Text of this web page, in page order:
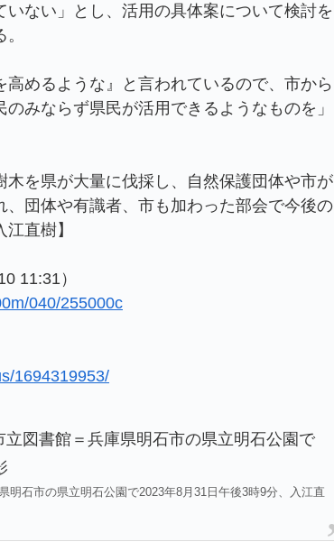
ない」とし、活用の具体案について検討を
めるような』と言われているので、市から
みならず県民が活用できるようなものを」
を県が大量に伐採し、自然保護団体や市が
団体や有識者、市も加わった部会で今後の
直樹】
11:31）
040/255000c
1694319953/
石市の県立明石公園で2023年8月31日午後3時9分、入江直